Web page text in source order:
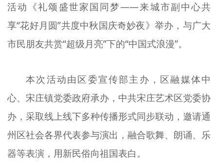
活动《礼颂盛世家国同梦——来城市副中心共
享“花好月圆”共度中秋国庆奇妙夜》举办，与广大
市民朋友共赏“超级月亮”下的“中国式浪漫”。
本次活动由区委宣传部主办，区融媒体中
心、宋庄镇党委政府承办，中共宋庄艺术区党委协
办，采取线上线下多种传播形式同步联动，邀请通
州区社会各界代表参与演出，融合歌舞、朗诵、乐
器等表演，用新民俗向祖国表白。